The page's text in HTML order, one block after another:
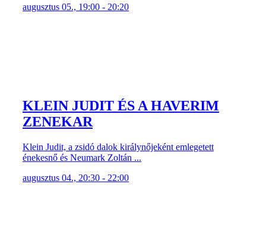
augusztus 05., 19:00 - 20:20
KLEIN JUDIT ÉS A HAVERIM
ZENEKAR
Klein Judit, a zsidó dalok királynőjeként emlegetett
énekesnő és Neumark Zoltán ...
augusztus 04., 20:30 - 22:00